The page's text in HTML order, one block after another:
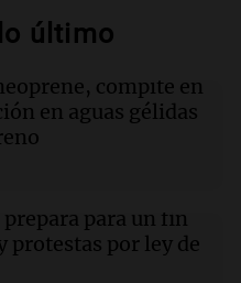
mientras una
casi se detuvo
bloquean a
inscripción y donan
último
compite en
en aguas gélidas
prepara para un fin
protestas por ley de